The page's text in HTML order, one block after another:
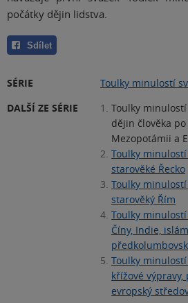
počátky dějin lidstva.
Sdílet
SÉRIE Toulky minulostí
DALŠÍ ZE SÉRIE
1. Toulky
dějin člověka
Mezopotámii a
2. Toulky
starověké Řecko
3. Toulky
starověký Řím
4. Toulky
Číny, Indie,
5. Toulky minulostí
křížové výpravy,
evropský